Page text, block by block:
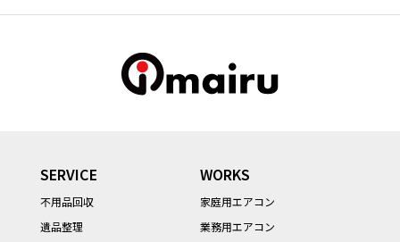
SERVICE
不用品回収
遺品整理
WORKS
家庭用エアコン
業務用エアコン